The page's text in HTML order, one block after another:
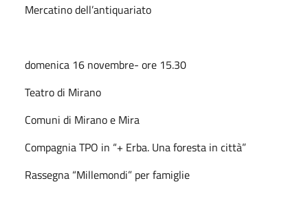
Mercatino dell’antiquariato
domenica 16 novembre- ore 15.30
Teatro di Mirano
Comuni di Mirano e Mira
Compagnia TPO in “+ Erba. Una foresta in città”
Rassegna “Millemondi” per famiglie